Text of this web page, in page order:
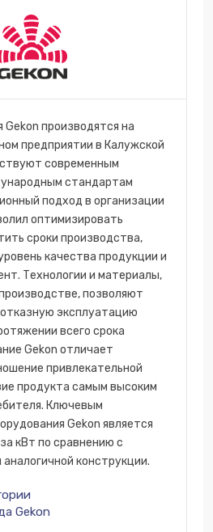
производятся на
предприятии в Калужской
современным
стандартам
подход в организации
оптимизировать
сроки производства,
качества продукции и
Технологии и материалы,
позволяют
эксплуатацию
всего срока
Gekon отличает
привлекательной
продукта самым высоким
Ключевым
Gekon является
кВт по сравнению с
конструкции.
Gekon